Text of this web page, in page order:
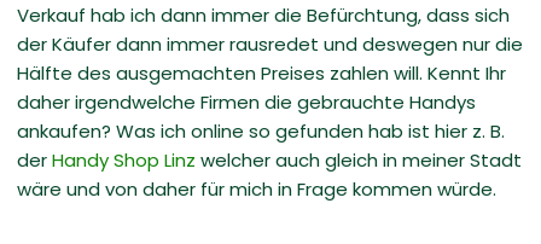
Verkauf hab ich dann immer die Befürchtung, dass sich
der Käufer dann immer rausredet und deswegen nur die
Hälfte des ausgemachten Preises zahlen will. Kennt Ihr
daher irgendwelche Firmen die gebrauchte Handys
ankaufen? Was ich online so gefunden hab ist hier z. B.
derHandy Shop Linz welcher auch gleich in meiner Stadt
wäre und von daher für mich in Frage kommen würde.